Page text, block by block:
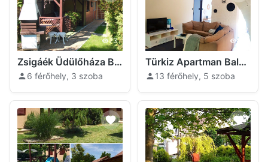
73
Zsigáék Üdülőháza Balatonszabadi
6 férőhely, 3 szoba
36
Türkiz Apartman Balatonszabadi
13 férőhely, 5 szoba